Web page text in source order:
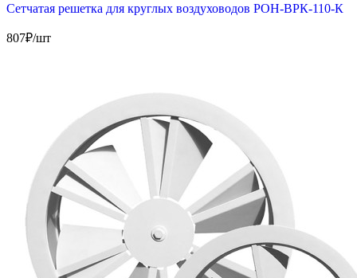
Сетчатая решетка для круглых воздуховодов РОН-ВРК-110-К
807₽/шт